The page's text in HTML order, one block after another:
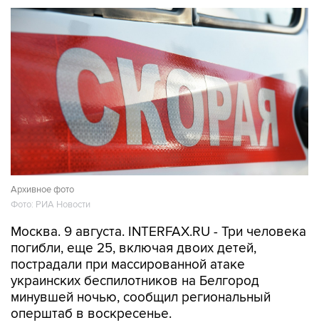
Архивное фото
Фото: РИА Новости
Москва. 9 августа. INTERFAX.RU - Три человека
погибли, еще 25, включая двоих детей,
пострадали при массированной атаке
украинских беспилотников на Белгород
минувшей ночью, сообщил региональный
оперштаб в воскресенье.